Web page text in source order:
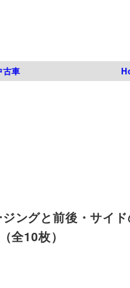
古車
ングと前後・サイ
全10枚）